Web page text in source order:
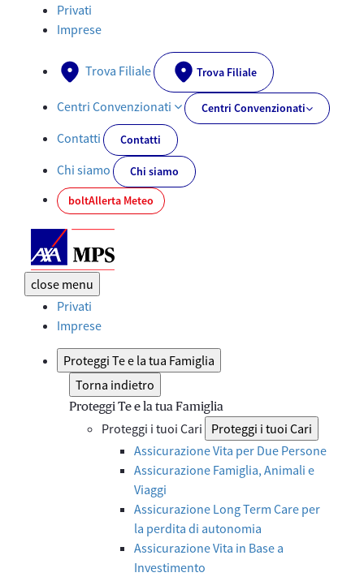
Polizze Assicurative Privati e Prodotti Finanziari | AXA MPS - AXA-
Privati
Imprese
Trova Filiale Trova Filiale
Centri Convenzionati Centri Convenzionati
Contatti Contatti
Chi siamo
Chi siamo
boltAllerta Meteo
close menu
Privati
Imprese
Proteggi Te e la tua Famiglia
Torna indietro
Proteggi Te e la tua Famiglia
Proteggi i tuoi Cari
Proteggi i tuoi Cari
Assicurazione Vita per Due Persone
Assicurazione Famiglia, Animali e
Viaggi
Assicurazione Long Term Care per
la perdita di autonomia
Assicurazione Vita in Base a
Investimento